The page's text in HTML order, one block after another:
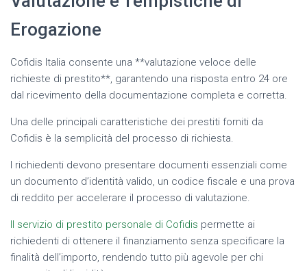
Erogazione
Cofidis Italia consente una **valutazione veloce delle
richieste di prestito**, garantendo una risposta entro 24 ore
dal ricevimento della documentazione completa e corretta.
Una delle principali caratteristiche dei prestiti forniti da
Cofidis è la semplicità del processo di richiesta.
I richiedenti devono presentare documenti essenziali come
un documento d’identità valido, un codice fiscale e una prova
di reddito per accelerare il processo di valutazione.
Il servizio di prestito personale di Cofidis permette ai
richiedenti di ottenere il finanziamento senza specificare la
finalità dell’importo, rendendo tutto più agevole per chi